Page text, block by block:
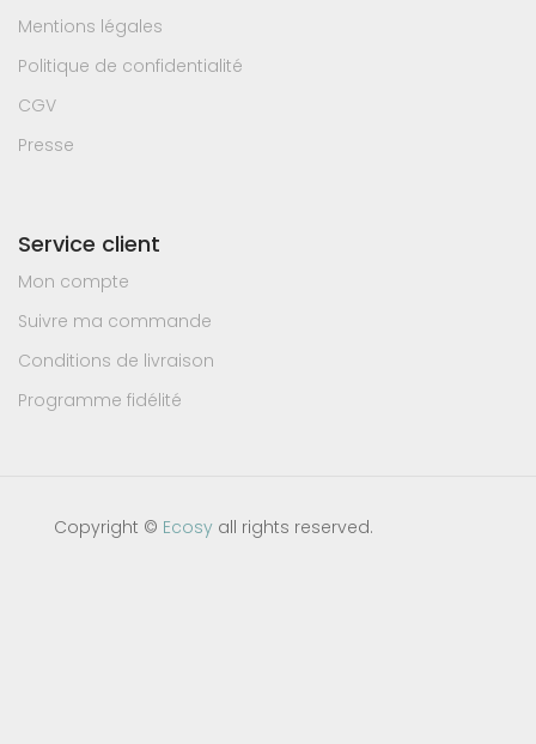
Mentions légales
Politique de confidentialité
CGV
Presse
Service client
Mon compte
Suivre ma commande
Conditions de livraison
Programme fidélité
Copyright © Ecosy all rights reserved.